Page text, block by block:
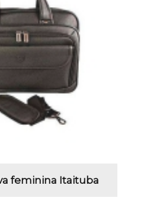
feminina Itaituba